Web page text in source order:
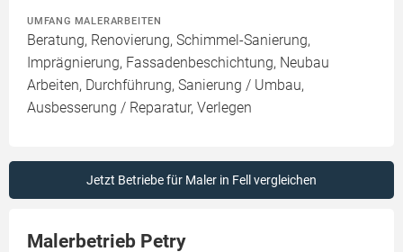
UMFANG MALERARBEITEN
Beratung, Renovierung, Schimmel-Sanierung,
Imprägnierung, Fassadenbeschichtung, Neubau
Arbeiten, Durchführung, Sanierung / Umbau,
Ausbesserung / Reparatur, Verlegen
Jetzt Betriebe für Maler in Fell vergleichen
Malerbetrieb Petry